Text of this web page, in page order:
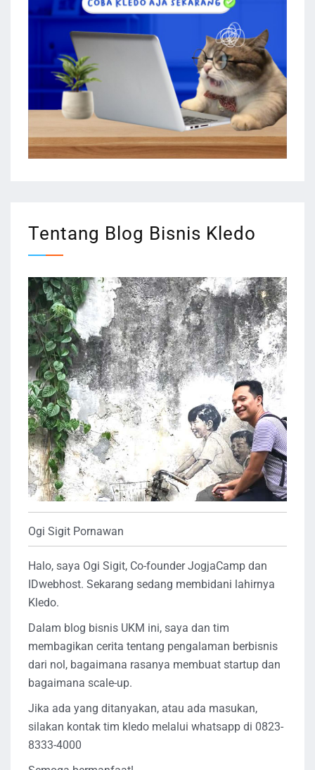
Tentang Blog Bisnis Kledo
Ogi Sigit Pornawan
Halo, saya Ogi Sigit, Co-founder JogjaCamp dan
IDwebhost. Sekarang sedang membidani lahirnya
Kledo.
Dalam blog bisnis UKM ini, saya dan tim
membagikan cerita tentang pengalaman berbisnis
dari nol, bagaimana rasanya membuat startup dan
bagaimana scale-up.
Jika ada yang ditanyakan, atau ada masukan,
silakan kontak tim kledo melalui whatsapp di 0823-
8333-4000